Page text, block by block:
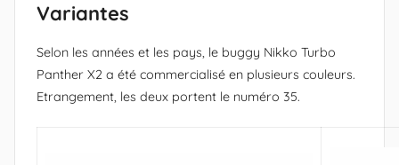
Variantes
Selon les années et les pays, le buggy Nikko Turbo
Panther X2 a été commercialisé en plusieurs couleurs.
Etrangement, les deux portent le numéro 35.